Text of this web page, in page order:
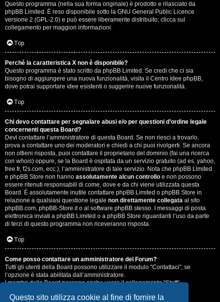
Questo sito utilizza cookie al fine di fornire la
Questo programma (nella sua forma originale) è prodotto e rilasciato da
phpBB Limited . È reso disponibile sotto la GNU General Public Licence
versione 2 (GPL-2.0) e può essere liberamente distribuito; clicca sul
collegamento per maggiori informazioni.
Top
Perché la caratteristica X non è disponibile?
Questo programma è stato scritto da phpBB Limited. Se credi che ci sia
bisogno di aggiungere una nuova funzionalità, visita il Centro Idee phpBB,
dove potrai supportare idee esistenti o suggerire nuove funzionalità.
Top
Chi devo contattare per segnalare abusi e/o per questioni d’ordine legale
concernenti questa Board?
Devi contattare l’amministratore di questa Board. Se non riesci a trovarlo,
prova a contattare uno dei moderatori e chiedi a chi puoi rivolgerti. Se ancora
non ottieni risposta, puoi contattare il proprietario del dominio (fai una ricerca
con whois) oppure, se la Board è ospitata da un servizio gratuito (ad es. yahoo,
free.fr, f2s.com, ecc.), l’amministratore di tale servizio. Nota che phpBB Limited
e phpBB Store non hanno assolutamente alcun controllo e non possono
essere ritenuti responsabili di come, dove e da chi viene utilizzata questa
Board. È assolutamente inutile contattare phpBB Limited o phpBB Store in
relazione a qualsiasi questione legale non direttamente collegata al sito
phpBB.com, phpBB-Store.it o al software phpBB stesso. I messaggi di posta
elettronica inviati a phpBB Limited o a phpBB Store riguardanti l’uso da parte
di terzi di questo programma non riceveranno risposta.
Top
Come posso contattare un amministratore del Forum?
Tutti gli utenti della Board possono utilizzare il modulo "Contattaci", se
l’opzione è stata abilitata dall’amministratore.
I membri della Board possono anche usare il collegamento "Staff".
Top